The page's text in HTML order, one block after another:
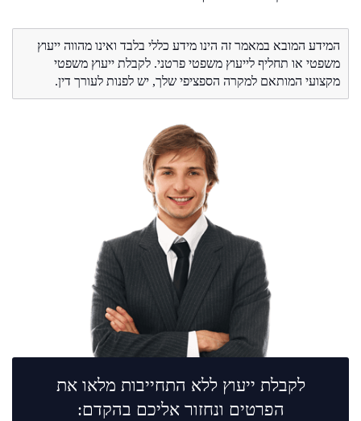
המידע המובא במאמר זה הינו מידע כללי בלבד ואינו מהווה ייעוץ
משפטי או תחליף לייעוץ משפטי פרטני. לקבלת ייעוץ משפטי
מקצועי המותאם למקרה הספציפי שלך, יש לפנות לעורך דין.
לקבלת ייעוץ ללא התחייבות מלאו את
הפרטים ונחזור אליכם בהקדם: